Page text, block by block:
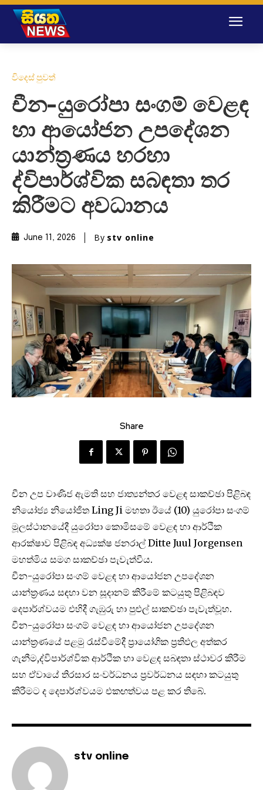
විදෙස් පුවත්
චීන-යුරෝපා සංගම් වෙළඳ
හා ආයෝජන උපදේශන
යාන්ත්‍රණය හරහා
ද්විපාර්ශ්වික සබඳතා තර
කිරීමට අවධානය
June 11, 2026 By stv online
Share
චීන උප වාණිජ ඇමති සහ ජාත්‍යන්තර වෙළඳ සාකච්ඡා පිළිබඳ
නියෝජ්‍ය නියෝජිත Ling Ji මහතා ඊයේ (10) යුරෝපා සංගම්
මූලස්ථානයේදී යුරෝපා කොමිසමේ වෙළඳ හා ආර්ථික
ආරක්ෂාව පිළිබඳ අධ්‍යක්ෂ ජනරාල් Ditte Juul Jorgensen
මහත්මිය සමග සාකච්ඡා පැවැත්වීය.
චීන-යුරෝපා සංගම් වෙළඳ හා ආයෝජන උපදේශන
යාන්ත්‍රණය සඳහා වන සූදානම් කිරීමේ කටයුතු පිළිබඳව
දෙපාර්ශ්වයම එහිදී ගැඹුරු හා පුළුල් සාකච්ඡා පැවැත්වූහ.
චීන-යුරෝපා සංගම් වෙළඳ හා ආයෝජන උපදේශන
යාන්ත්‍රණයේ පළමු රැස්වීමේදී ප්‍රායෝගික ප්‍රතිඵල අත්කර
ගැනීම,ද්විපාර්ශ්වික ආර්ථික හා වෙළඳ සබඳතා ස්ථාවර කිරීම
සහ ඒවායේ තිරසාර සංවර්ධනය ප්‍රවර්ධනය සඳහා කටයුතු
කිරීමට ද දෙපාර්ශ්වයම එකඟත්වය පළ කර තිබේ.
stv online